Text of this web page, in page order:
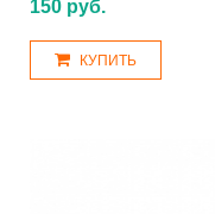
150 руб.
КУПИТЬ